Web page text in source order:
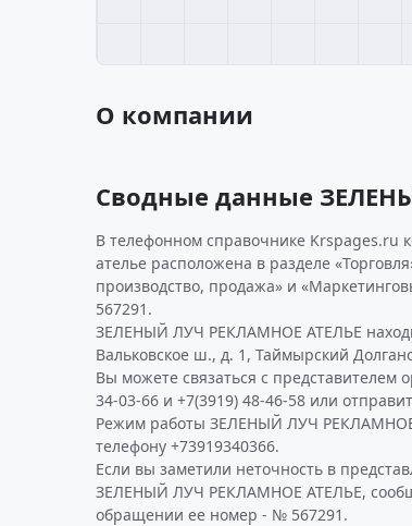
О компании
Сводные данные
В телефонном справочнике Krspages.ru
ателье расположена в разделе
производство, продажа» и
567291.
ЗЕЛЕНЫЙ ЛУЧ РЕКЛАМНОЕ АТЕЛЬЕ
Вальковское ш., д. 1, Таймырский
Вы можете связаться с представителем
34-03-66 и +7(3919) 48-46-58 или
Режим работы ЗЕЛЕНЫЙ ЛУЧ РЕКЛАМНОЕ
телефону +73919340366.
Если вы заметили неточность в
ЗЕЛЕНЫЙ ЛУЧ РЕКЛАМНОЕ АТЕЛЬЕ,
обращении ее номер - № 567291.